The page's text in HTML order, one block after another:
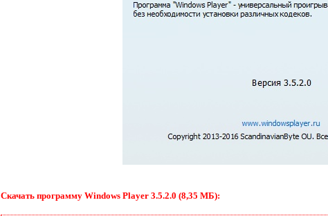
Скачать программу Windows Player 3.5.2.0 (8,35 МБ):